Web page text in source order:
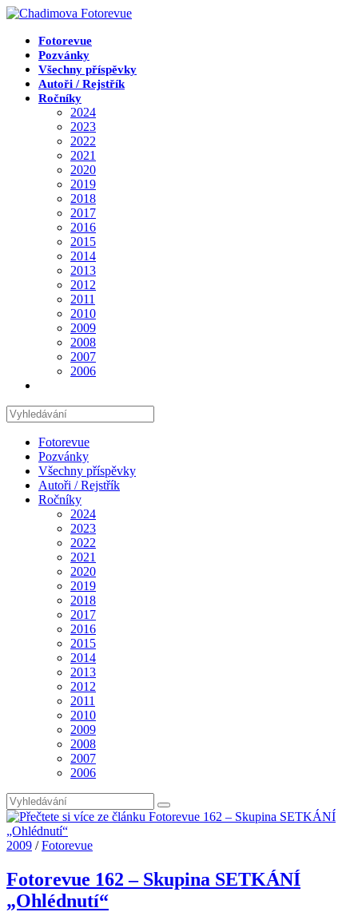
Přejít
obsahuFotorevue
Pozvánky
Všechny příspěvky
Autoři / Rejstřík
Ročníky
2024
2023
2022
2021
2020
2019
2018
2017
2016
2015
2014
2013
2012
2011
2010
2009
2008
2007
2006
Hledat
na
stránceFotorevue
Pozvánky
Všechny příspěvky
Autoři / Rejstřík
Ročníky
2024
2023
2022
2021
2020
2019
2018
2017
2016
2015
2014
2013
2012
2011
2010
2009
2008
2007
2006
2009 /Fotorevue
Fotorevue 162 – Skupina SETKÁNÍ
„Ohlédnutí“